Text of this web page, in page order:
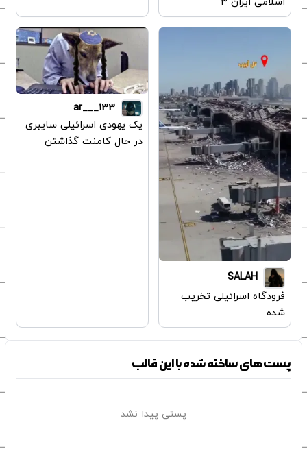
اسلامی ایران ۳
SALAH
فرودگاه اسرائیلی تخریب
شده
ar___133
یک یهودی اسرائیلی سایبری
در حال کامنت گذاشتن
پست‌های ساخته شده با این قالب
پستی پیدا نشد